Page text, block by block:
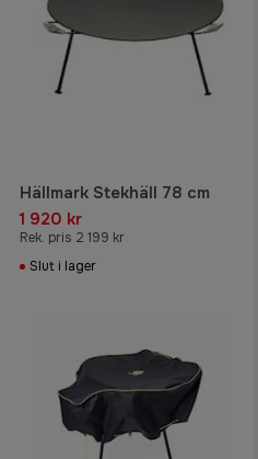
Hällmark Stekhäll 78 cm
1 920 kr
Rek. pris 2 199 kr
Slut i lager